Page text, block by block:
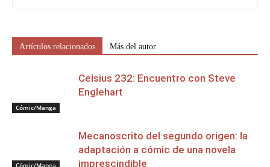
Artículos relacionados Más del autor
Cómic/Manga
Celsius 232: Encuentro con Steve
Englehart
Cómic/Manga
Mecanoscrito del segundo origen: la
adaptación a cómic de una novela
imprescindible